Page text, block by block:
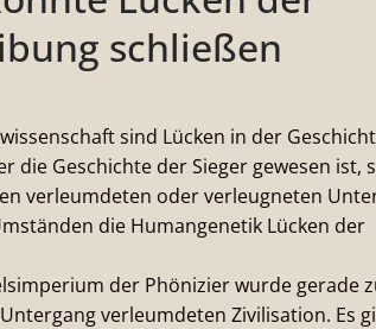
schließen
sind Lücken in der
die Geschichte der Sieger gewesen ist,
verleumdeten oder verleugneten
die Humangenetik Lücken der
der Phönizier wurde gerade
verleumdeten Zivilisation. Es